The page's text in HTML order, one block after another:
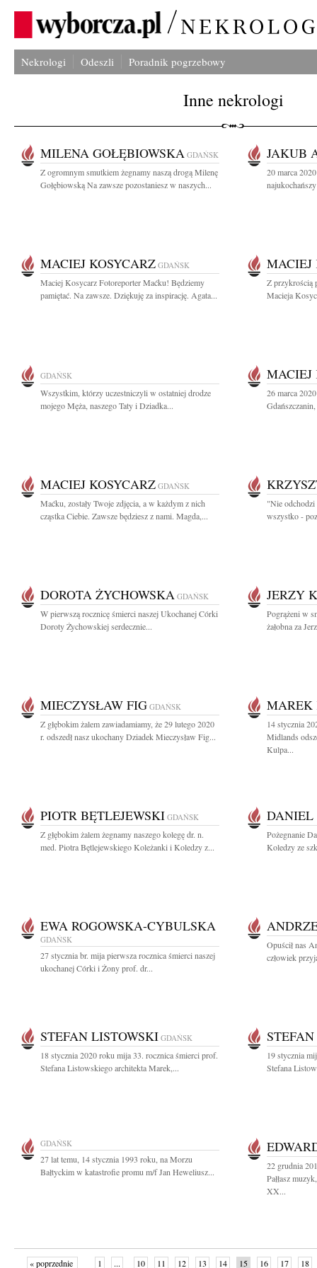
Nekrologi Odeszli Poradnik pogrzebowy
Inne nekrologi
MILENA GOŁĘBIOWSKA GDAŃSK
Z ogromnym smutkiem żegnamy naszą drogą Milenę
Gołębiowską Na zawsze pozostaniesz w naszych...
JAKUB
20 marca
MACIEJ KOSYCARZ GDAŃSK
Maciej Kosycarz Fotoreporter Maćku! Będziemy
pamiętać. Na zawsze. Dziękuję za inspirację. Agata...
MACIEJ
Z przykrością
Macieja
GDAŃSK
Wszystkim, którzy uczestniczyli w ostatniej drodze
mojego Męża, naszego Taty i Dziadka...
MACIEJ
26 marca
MACIEJ KOSYCARZ GDAŃSK
Maćku, zostały Twoje zdjęcia, a w każdym z nich
cząstka Ciebie. Zawsze będziesz z nami. Magda,...
"Nie odchodzi
wszystko -
DOROTA ŻYCHOWSKA GDAŃSK
W pierwszą rocznicę śmierci naszej Ukochanej Córki
Doroty Żychowskiej serdecznie...
JERZY
Pogrążeni w
żałobna za
MIECZYSŁAW FIG GDAŃSK
Z głębokim żalem zawiadamiamy, że 29 lutego 2020
r. odszedł nasz ukochany Dziadek Mieczysław Fig...
MAREK
14 stycznia
Midlands
Kulpa...
PIOTR BĘTLEJEWSKI GDAŃSK
Z głębokim żalem żegnamy naszego kolegę dr. n.
med. Piotra Bętlejewskiego Koleżanki i Koledzy z...
DANIEL
Pożegnanie
Koledzy ze
EWA ROGOWSKA-CYBULSKA
GDAŃSK
27 stycznia br. mija pierwsza rocznica śmierci naszej
ukochanej Córki i Żony prof. dr...
Opuścił nas
człowiek
STEFAN LISTOWSKI GDAŃSK
18 stycznia 2020 roku mija 33. rocznica śmierci prof.
Stefana Listowskiego architekta Marek,...
19 stycznia
Stefana
GDAŃSK
27 lat temu, 14 stycznia 1993 roku, na Morzu
Bałtyckim w katastrofie promu m/f Jan Heweliusz...
22 grudnia
Pałłasz
XX...
« poprzednie 1 ... 10 11 12 13 14 15 16 17 18